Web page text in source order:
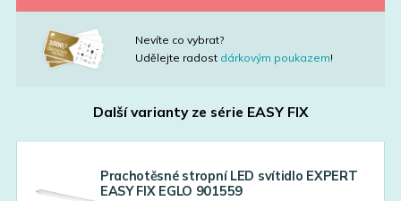
Nevíte co vybrat?
Udělejte radost dárkovým poukazem!
Další varianty ze série EASY FIX
Prachotěsné stropní LED svítidlo EXPERT
EASY FIX EGLO 901559